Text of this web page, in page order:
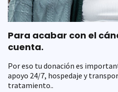
Para acabar con el
cuenta.
Por eso tu donación es
apoyo 24/7, hospedaje y
tratamiento..